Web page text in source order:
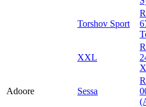
Torshov Sport
XXL
Adoore Sessa